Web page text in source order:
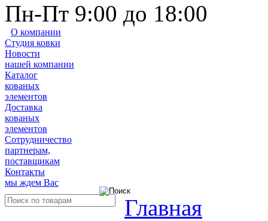
Пн-Пт 9:00 до 18:00
О компании
Студия ковки
Новости
нашей компании
Каталог
кованых
элементов
Доставка
кованых
элементов
Сотрудничество
партнерам,
поставщикам
Контакты
мы ждем Вас
Главная